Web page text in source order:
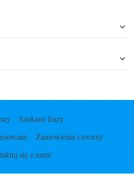
Szukane frazy
Zamówienia i zwroty
się z nami